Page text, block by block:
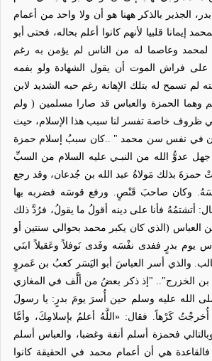
الجذير بالذكر ههنا هو أن ولا واحد من أعمام
إيمانا قلبيا لأنهم كانوا أعلم بحاله، فحتى أبو
لمحمد وعاصما له من الناس لم يؤمن به رغم
فراش الموت أن يقول الشهادة ولو بفمه
لم تسمح له بتلك الإهانة رغم حبه الشديد لابن
وهما الحمزة والعباس قد صارا مسلمين ( ولم
ظروف خاصة تفسر لنا سبب هذا الإسلام، حيث
في نفس سن محمد " ..كان سببُ إسلام حمزة
جهل عدوُّ الله من النبـي عليه السلام من السبِّ
حمزةَ بذلك مَولاةُ عبد الله بن جُدعان، وقد رجع
وكان صاحبَ قَنْصٍ. ورفع قوسَه فضربه بها
أتشتمُهُ فأنا على دينه أقولُ ما يقولُ، فرُدَّ ذلك
(الذي كان يكبر محمد بحوالي سنتين أو
يوم بدرٍ ففدى نفْسَه وفَدى نَوفلاً وعَقيلاً ابنَي
والذي أسر العباسَ أبو اليَسَر كعبُ بن عَمروٍ
الخزرج".. "إذ ذكر بعضُ من ألَّف في المغازي
الله عليه وسلم حين أُسرَ يومَ بدرٍ: يا رسولَ
كَرْهاً. فقال: «اللَّهُ أعلمُ بإسلامِكَ، وأمَّا
فحمزة أسلم أنفة وغضبا، والعباس أسلم
هي أن أعمام محمد في الحقيقة كانوا